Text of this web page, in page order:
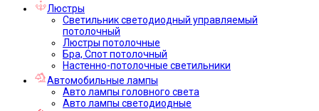
Люстры
Светильник светодиодный управляемый
потолочный
Люстры потолочные
Бра, Спот потолочный
Настенно-потолочные светильники
Автомобильные лампы
Авто лампы головного света
Авто лампы светодиодные